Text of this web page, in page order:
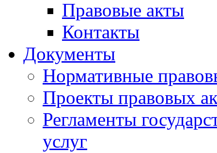
Правовые акты
Контакты
Документы
Нормативные
Проекты правовых
Регламенты
услуг